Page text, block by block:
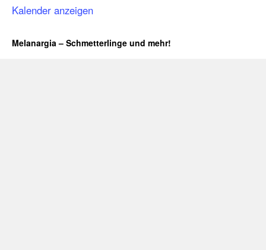
Kalender anzeigen
Melanargia – Schmetterlinge und mehr!